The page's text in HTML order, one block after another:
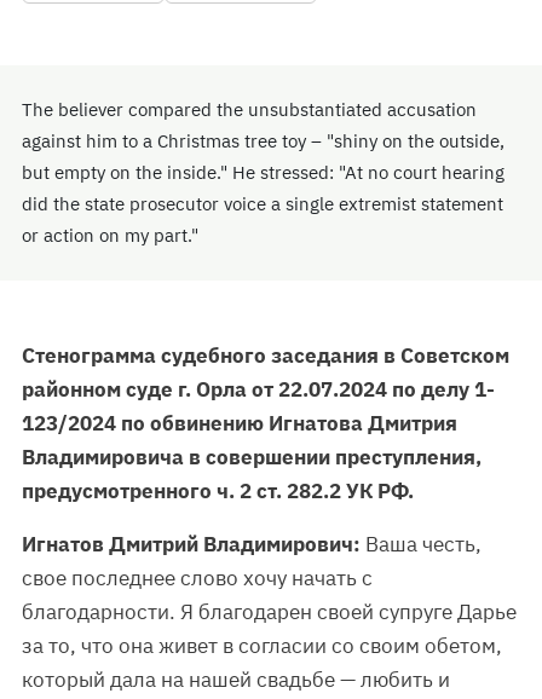
The believer compared the unsubstantiated accusation
against him to a Christmas tree toy – "shiny on the outside,
but empty on the inside." He stressed: "At no court hearing
did the state prosecutor voice a single extremist statement
or action on my part."
Стенограмма судебного заседания в Советском
районном суде г. Орла от 22.07.2024 по делу 1-
123/2024 по обвинению Игнатова Дмитрия
Владимировича в совершении преступления,
предусмотренного ч. 2 ст. 282.2 УК РФ.
Игнатов Дмитрий Владимирович: Ваша честь,
свое последнее слово хочу начать с
благодарности. Я благодарен своей супруге Дарье
за то, что она живет в согласии со своим обетом,
который дала на нашей свадьбе — любить и